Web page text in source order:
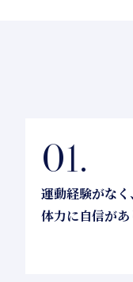
運動経験がなく、
体力に自信があ
むしろ、運動が